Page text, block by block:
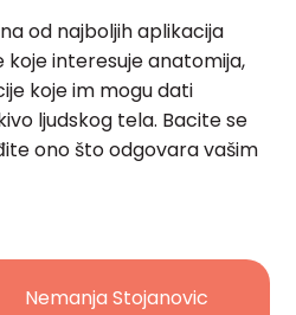
od najboljih aplikacija
koje interesuje anatomija,
koje im mogu dati
ljudskog tela. Bacite se
ono što odgovara vašim
Nemanja Stojanovic